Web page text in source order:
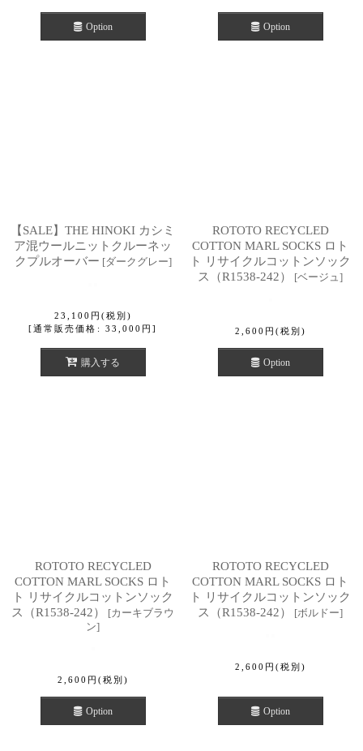
Option Option
【SALE】THE HINOKI カシミ
ア混ウールニットクルーネッ
クプルオーバー [ダークグレー]
23,100 円 (税別)
[通常販売価格 : 33,000 円 ]
購入する
ROTOTO RECYCLED
COTTON MARL SOCKS ロト
ト リサイクルコットンソック
ス（R1538-242）
[ベージュ]
2,600 円 (税別)
Option
ROTOTO RECYCLED
COTTON MARL SOCKS ロト
ト リサイクルコットンソック
ス（R1538-242）
[カーキブラウ
ン]
2,600 円 (税別)
Option
ROTOTO RECYCLED
COTTON MARL SOCKS ロト
ト リサイクルコットンソック
ス（R1538-242）
[ボルドー]
2,600 円 (税別)
Option